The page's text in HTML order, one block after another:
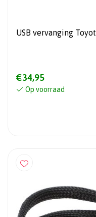
USB vervanging
€34,95
Op voorraad